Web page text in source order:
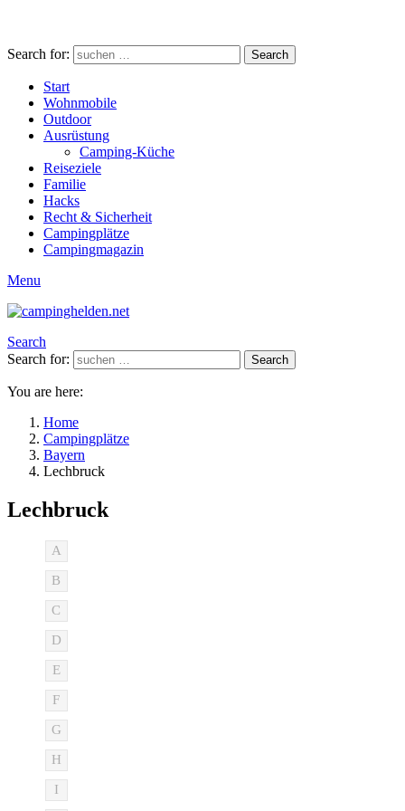
Search for: Search
Start
Wohnmobile
Outdoor
Ausrüstung
Camping-Küche
Reiseziele
Familie
Hacks
Recht & Sicherheit
Campingplätze
Campingmagazin
Menu
Search
Search for:
Search
You are here:
Home
Campingplätze
Bayern
Lechbruck
Lechbruck
A
B
C
D
E
F
G
H
I